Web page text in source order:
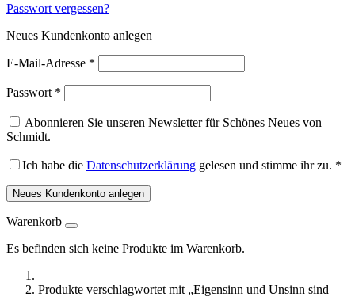
Passwort vergessen?
Neues Kundenkonto anlegen
E-Mail-Adresse *
Passwort *
Abonnieren Sie unseren Newsletter für Schönes Neues von
Schmidt.
Ich habe die Datenschutzerklärung gelesen und stimme ihr zu. *
Neues Kundenkonto anlegen
Warenkorb
Es befinden sich keine Produkte im Warenkorb.
Produkte verschlagwortet mit „Eigensinn und Unsinn sind